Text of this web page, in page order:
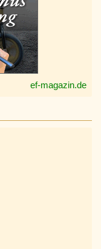
ef-magazin.de